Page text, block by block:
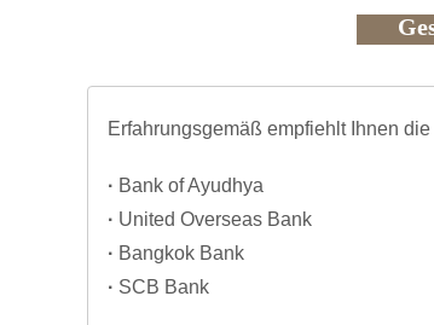
Erfahrungsgemäß empfiehlt Ihnen
· Bank of Ayudhya
· United Overseas Bank
· Bangkok Bank
· SCB Bank